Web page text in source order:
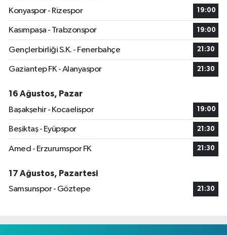
Konyaspor - Rizespor
19:00
Kasımpaşa - Trabzonspor 19:00
Gençlerbirliği S.K. - Fenerbahçe 21:30
Gaziantep FK - Alanyaspor 21:30
16 Ağustos, Pazar
Başakşehir - Kocaelispor
19:00
Beşiktaş - Eyüpspor 21:30
Amed - Erzurumspor FK 21:30
17 Ağustos, Pazartesi
Samsunspor - Göztepe
21:30